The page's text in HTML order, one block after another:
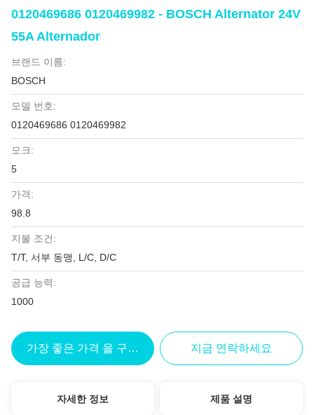
0120469686 0120469982 - BOSCH Alternator 24V
55A Alternador
브랜드 이름:
BOSCH
모델 번호:
0120469686 0120469982
모크:
5
가격:
98.8
지불 조건:
T/T, 서부 동맹, L/C, D/C
공급 능력:
1000
가장 좋은 가격 을 구하라 지금 연락하세요
자세한 정보 제품 설명